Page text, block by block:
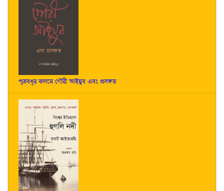
পুত্রবধূর কলমে গৌরী আইয়ুব এবং প্রসঙ্গত